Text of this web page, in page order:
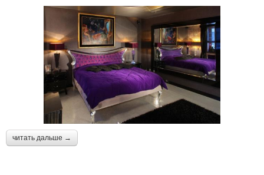
читать дальше →